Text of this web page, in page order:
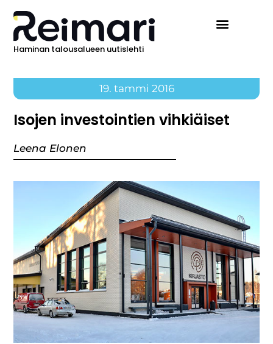
Haminan talousalueen uutislehti
19. tammi 2016
Isojen investointien vihkiäiset
Leena Elonen